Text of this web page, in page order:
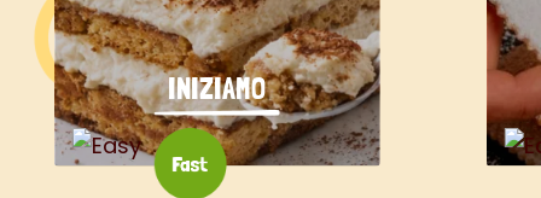
INIZIAMO